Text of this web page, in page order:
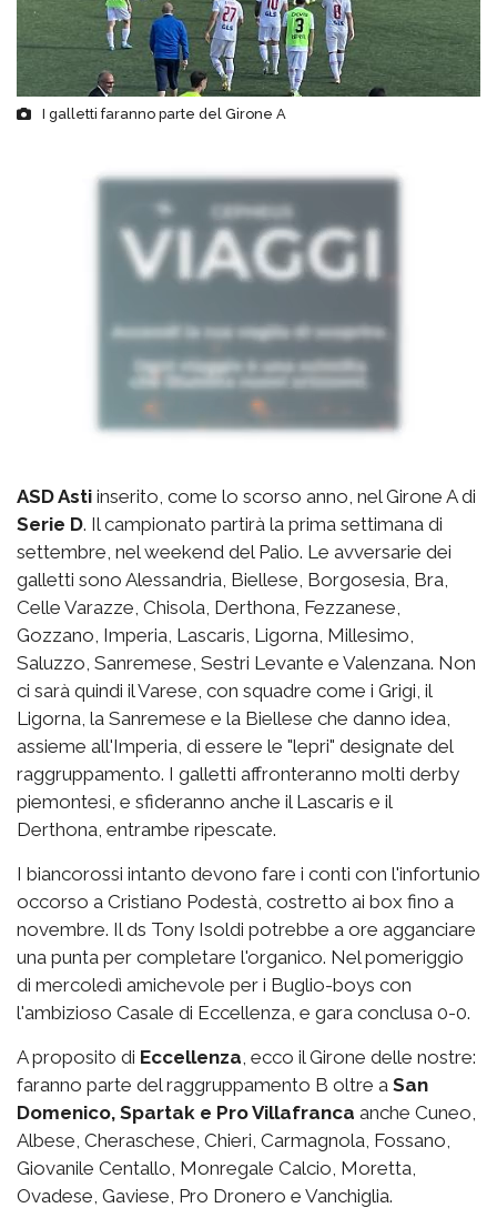
I galletti faranno parte del Girone A
ASD Asti inserito, come lo scorso anno, nel Girone A di
Serie D. Il campionato partirà la prima settimana di
settembre, nel weekend del Palio. Le avversarie dei
galletti sono Alessandria, Biellese, Borgosesia, Bra,
Celle Varazze, Chisola, Derthona, Fezzanese,
Gozzano, Imperia, Lascaris, Ligorna, Millesimo,
Saluzzo, Sanremese, Sestri Levante e Valenzana. Non
ci sarà quindi il Varese, con squadre come i Grigi, il
Ligorna, la Sanremese e la Biellese che danno idea,
assieme all'Imperia, di essere le "lepri" designate del
raggruppamento. I galletti affronteranno molti derby
piemontesi, e sfideranno anche il Lascaris e il
Derthona, entrambe ripescate.
I biancorossi intanto devono fare i conti con l'infortunio
occorso a Cristiano Podestà, costretto ai box fino a
novembre. Il ds Tony Isoldi potrebbe a ore agganciare
una punta per completare l'organico. Nel pomeriggio
di mercoledì amichevole per i Buglio-boys con
l'ambizioso Casale di Eccellenza, e gara conclusa 0-0.
A proposito di Eccellenza, ecco il Girone delle nostre:
faranno parte del raggruppamento B oltre a San
Domenico, Spartak e Pro Villafranca anche Cuneo,
Albese, Cheraschese, Chieri, Carmagnola, Fossano,
Giovanile Centallo, Monregale Calcio, Moretta,
Ovadese, Gaviese, Pro Dronero e Vanchiglia.